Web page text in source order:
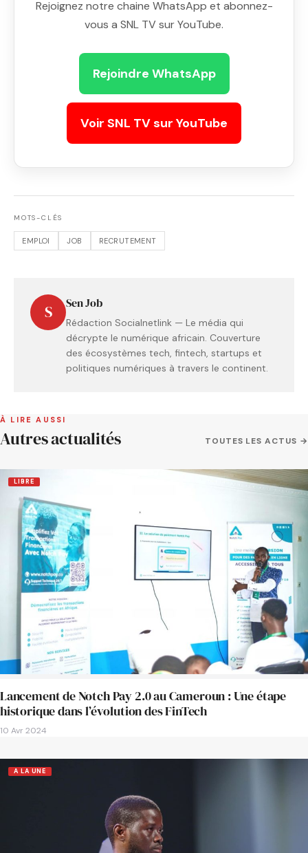
Rejoignez notre chaine WhatsApp et abonnez-
vous a SNL TV sur YouTube.
Rejoindre WhatsApp
Voir SNL TV sur YouTube
MOTS-CLÉS
EMPLOI JOB RECRUTEMENT
S Sen Job
Rédaction Socialnetlink — Le média qui
décrypte le numérique africain. Couverture
des écosystèmes tech, fintech, startups et
politiques numériques à travers le continent.
À LIRE AUSSI
Autres actualités TOUTES LES ACTUS →
LIBRE
Lancement de Notch Pay 2.0 au Cameroun : Une étape
historique dans l’évolution des FinTech
10 Avr 2024
A LA UNE